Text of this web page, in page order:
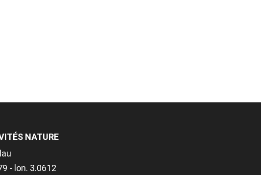
NATURE
- lon. 3.0612